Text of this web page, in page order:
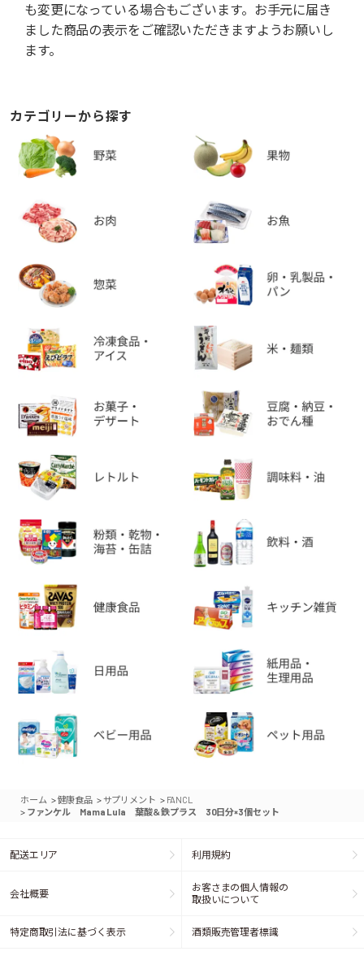
も変更になっている場合もございます。お手元に届き
ました商品の表示をご確認いただきますようお願いし
ます。
カテゴリーから探す
ホーム >健康食品 >サプリメント > FANCL
> ファンケル Mama Lula 葉酸＆鉄プラス 30日分×3個セット
配送エリア 利用規約
会社概要
お客さまの個人情報の
取扱いについて
特定商取引法に基づく表示 酒類販売管理者標識